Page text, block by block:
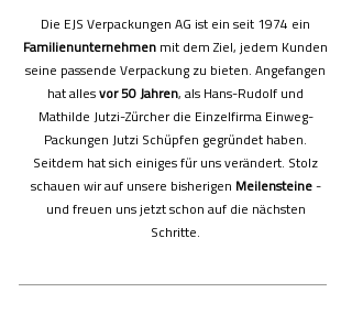
Die EJS Verpackungen AG ist ein seit 1974 ein
Familienunternehmen mit dem Ziel, jedem Kunden
seine passende Verpackung zu bieten. Angefangen
hat alles vor 50 Jahren, als Hans-Rudolf und
Mathilde Jutzi-Zürcher die Einzelfirma Einweg-
Packungen Jutzi Schüpfen gegründet haben.
Seitdem hat sich einiges für uns verändert. Stolz
schauen wir auf unsere bisherigen Meilensteine -
und freuen uns jetzt schon auf die nächsten
Schritte.